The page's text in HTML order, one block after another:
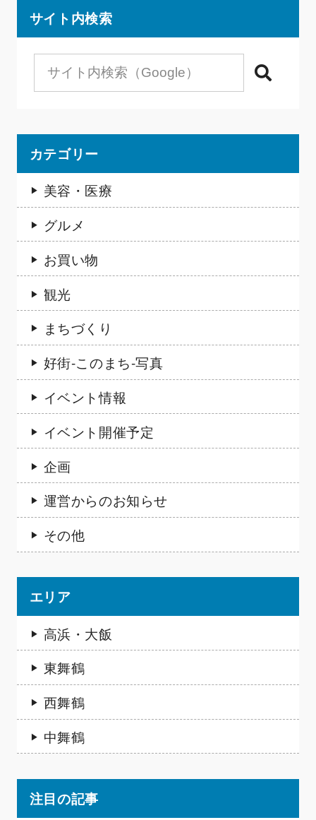
サイト内検索
検索
カテゴリー
美容・医療
グルメ
お買い物
観光
まちづくり
好街-このまち-写真
イベント情報
イベント開催予定
企画
運営からのお知らせ
その他
エリア
高浜・大飯
東舞鶴
西舞鶴
中舞鶴
注目の記事